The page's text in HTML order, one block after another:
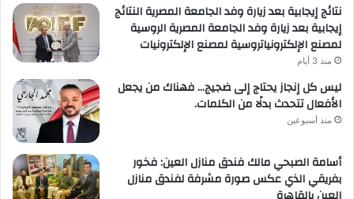
نتائج إيجابية بعد زيارة وفد الجامعة المصرية النتائج
إيجابية بعد زيارة وفد الجامعة المصرية الروسية
لمصنع الإلكترونياتروسية لمصنع الإلكترونيات
منذ 3 أيام
ليس كل إنجاز يحتاج إلى ضجيج… فهناك من يجعل
الأفعال تتحدث بدلًا من الكلمات.
منذ أسبوعين
أسامة الصبحي مالك فندق منازل العين: فخور
بفريقي الذي عكس صورة مشرفة لفندق منازل